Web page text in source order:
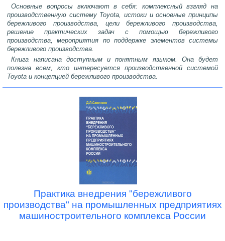
Основные вопросы включают в себя: комплексный взгляд на
производственную систему Toyota, истоки и основные принципы
бережливого производства, цели бережливого производства,
решение практических задач с помощью бережливого
производства, мероприятия по поддержке элементов системы
бережливого производства.
Книга написана доступным и понятным языком. Она будет
полезна всем, кто интересуется производственной системой
Toyota и концепцией бережливого производства.
Практика внедрения "бережливого
производства" на промышленных предприятиях
машиностроительного комплекса России